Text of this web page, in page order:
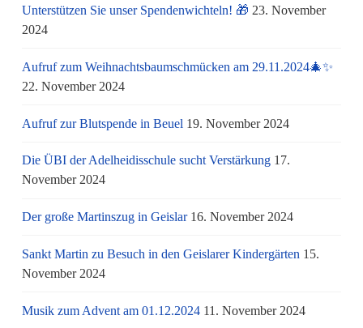
Unterstützen Sie unser Spendenwichteln! 🎁 23. November
2024
Aufruf zum Weihnachtsbaumschmücken am 29.11.2024🎄✨
22. November 2024
Aufruf zur Blutspende in Beuel 19. November 2024
Die ÜBI der Adelheidisschule sucht Verstärkung 17.
November 2024
Der große Martinszug in Geislar 16. November 2024
Sankt Martin zu Besuch in den Geislarer Kindergärten 15.
November 2024
Musik zum Advent am 01.12.2024 11. November 2024